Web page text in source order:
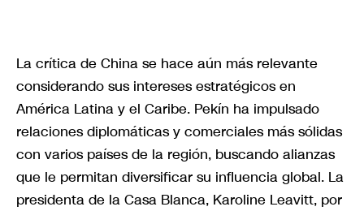
La crítica de China se hace aún más relevante
considerando sus intereses estratégicos en
América Latina y el Caribe. Pekín ha impulsado
relaciones diplomáticas y comerciales más sólidas
con varios países de la región, buscando alianzas
que le permitan diversificar su influencia global. La
presidenta de la Casa Blanca, Karoline Leavitt, por